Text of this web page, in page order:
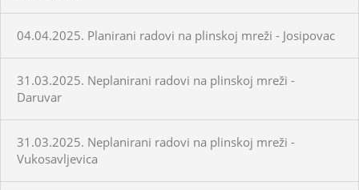
04.04.2025. Planirani radovi na plinskoj mreži - Josipovac
31.03.2025. Neplanirani radovi na plinskoj mreži -
Daruvar
31.03.2025. Neplanirani radovi na plinskoj mreži -
Vukosavljevica